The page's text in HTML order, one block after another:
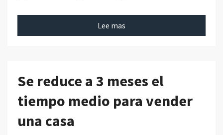
Lee mas
Se reduce a 3 meses el
tiempo medio para vender
una casa